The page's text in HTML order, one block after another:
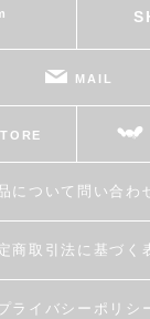
MAIL
について問い合わ
商取引法に基づく
ライバシーポリシ